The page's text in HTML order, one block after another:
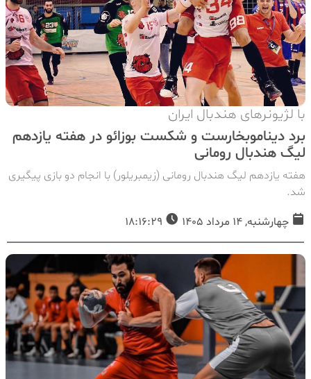
با لژیونرهای هندبال ایران
برد دیناموبخارست و شکست بوزائو در هفته یازدهم
لیگ هندبال رومانی
هفته یازدهم لیگ هندبال رومانی (زیمبریلور) با انجام دو بازی پیگیری
شد.
چهارشنبه, 14 مرداد 1405